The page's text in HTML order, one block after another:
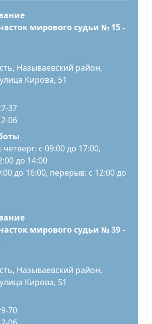
мирового судьи № 15 -
Называевский район,
Кирова, 51
37
06
с 09:00 до 17:00,
до 14:00
до 16:00, перерыв: с 12:00 до
мирового судьи № 39 -
Называевский район,
Кирова, 51
70